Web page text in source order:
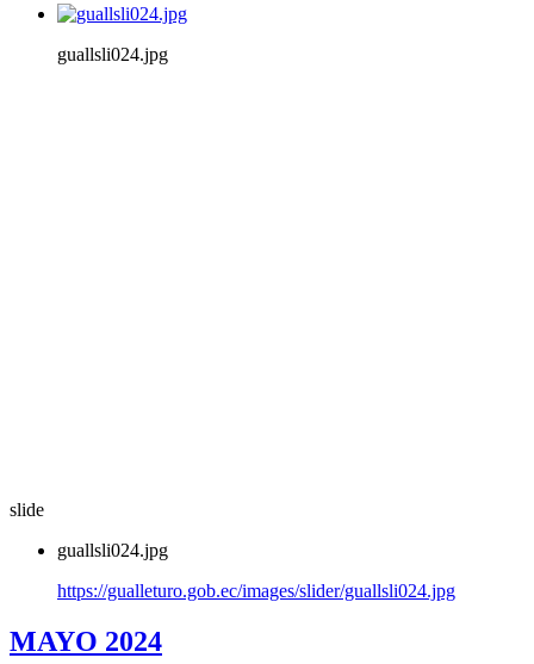
guallsli024.jpg
slide
guallsli024.jpg
https://gualleturo.gob.ec/images/slider/guallsli024.jpg
MAYO 2024